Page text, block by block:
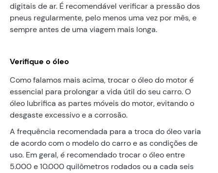
digitais de ar. É recomendável verificar a pressão dos
pneus regularmente, pelo menos uma vez por mês, e
sempre antes de uma viagem mais longa.
Verifique o óleo
Como falamos mais acima, trocar o óleo do motor é
essencial para prolongar a vida útil do seu carro. O
óleo lubrifica as partes móveis do motor, evitando o
desgaste excessivo e a corrosão.
A frequência recomendada para a troca do óleo varia
de acordo com o modelo do carro e as condições de
uso. Em geral, é recomendado trocar o óleo entre
5.000 e 10.000 quilômetros rodados ou a cada seis